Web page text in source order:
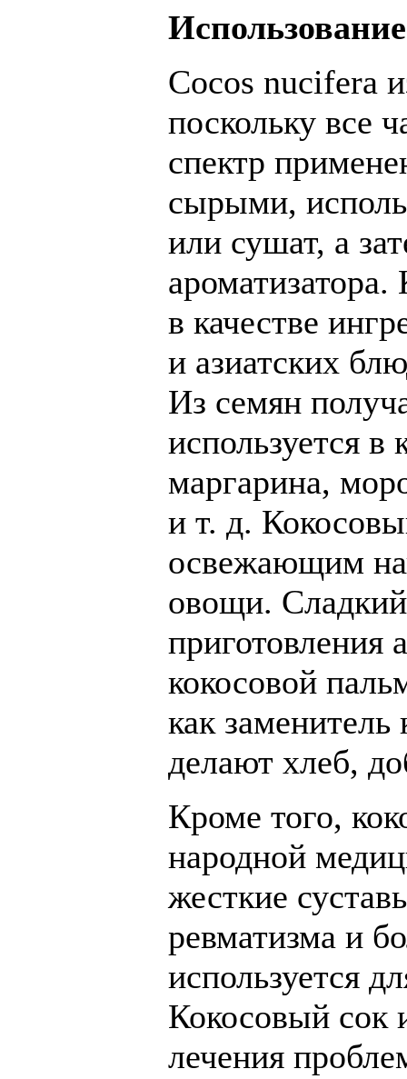
Использование
Cocos nucifera
поскольку все
спектр
сырыми,
или сушат, а
в качестве
и азиатских
Из семян
используется в
маргарина,
и т. д.
освежающим
овощи.
приготовления
кокосовой
как
делают хлеб,
Кроме того,
народной
жесткие
ревматизма и
используется
Кокосовый сок
лечения